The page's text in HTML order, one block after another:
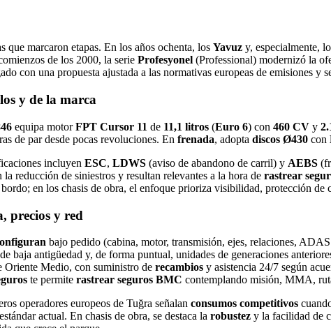
marcaron etapas. En los años ochenta, los Yavuz y, especialmente,
de los 2000, la serie Profesyonel (Professional) modernizó la
con una propuesta ajustada a las normativas europeas de emisiones y
y de la marca
equipa motorFPT Cursor 11 de 11,1 litros (Euro 6) con 460 CV y
de par desde pocas revoluciones. En frenada, adopta discos Ø430 con
incluyen ESC, LDWS (aviso de abandono de carril) y AEBS
reducción de siniestros y resultan relevantes a la hora de rastrear
en los chasis de obra, el enfoque prioriza visibilidad, protección de
precios y red
bajo pedido (cabina, motor, transmisión, ejes, relaciones,
de baja antigüedad y, de forma puntual, unidades de generaciones
Oriente Medio, con suministro de recambios y asistencia 24/7 según
te permite rastrear seguros BMC contemplando misión, MMA,
operadores europeos de Tuğra señalan consumos competitivos
actual. En chasis de obra, se destaca la robustez y la facilidad de